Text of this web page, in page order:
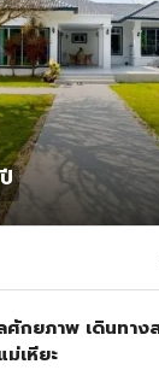
ศักยภาพ เดินทาง
เหียะ